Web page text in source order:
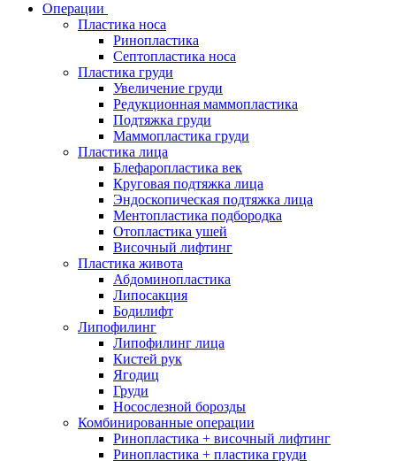
Операции
Пластика носа
Ринопластика
Септопластика носа
Пластика груди
Увеличение груди
Редукционная маммопластика
Подтяжка груди
Маммопластика груди
Пластика лица
Блефаропластика век
Круговая подтяжка лица
Эндоскопическая подтяжка лица
Ментопластика подбородка
Отопластика ушей
Височный лифтинг
Пластика живота
Абдоминопластика
Липосакция
Бодилифт
Липофилинг
Липофилинг лица
Кистей рук
Ягодиц
Груди
Носослезной борозды
Комбинированные операции
Ринопластика + височный лифтинг
Ринопластика + пластика груди